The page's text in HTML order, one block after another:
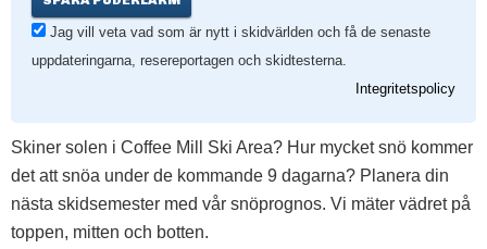
Jag vill veta vad som är nytt i skidvärlden och få de senaste
uppdateringarna, resereportagen och skidtesterna.
Integritetspolicy
Skiner solen i Coffee Mill Ski Area? Hur mycket snö kommer
det att snöa under de kommande 9 dagarna? Planera din
nästa skidsemester med vår snöprognos. Vi mäter vädret på
toppen, mitten och botten.